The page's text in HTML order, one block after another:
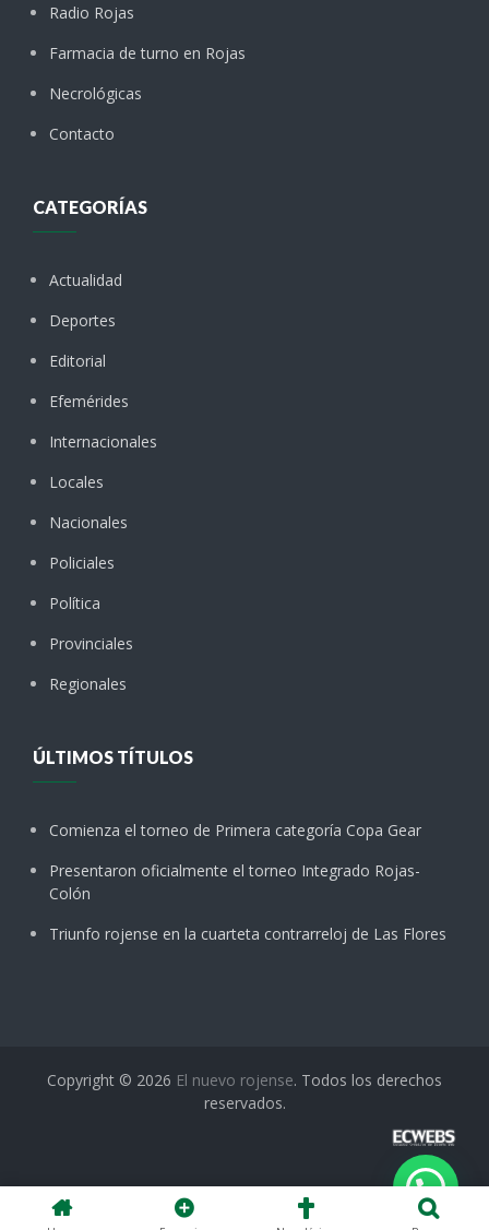
Radio Rojas
Farmacia de turno en Rojas
Necrológicas
Contacto
CATEGORÍAS
Actualidad
Deportes
Editorial
Efemérides
Internacionales
Locales
Nacionales
Policiales
Política
Provinciales
Regionales
ÚLTIMOS TÍTULOS
Comienza el torneo de Primera categoría Copa Gear
Presentaron oficialmente el torneo Integrado Rojas-
Colón
Triunfo rojense en la cuarteta contrarreloj de Las Flores
Copyright © 2026 El nuevo rojense. Todos los derechos
reservados.